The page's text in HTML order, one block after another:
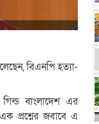
বিএনপি হত্যা-
বাংলাদেশ এর
এক প্রশ্নের জবাবে এ